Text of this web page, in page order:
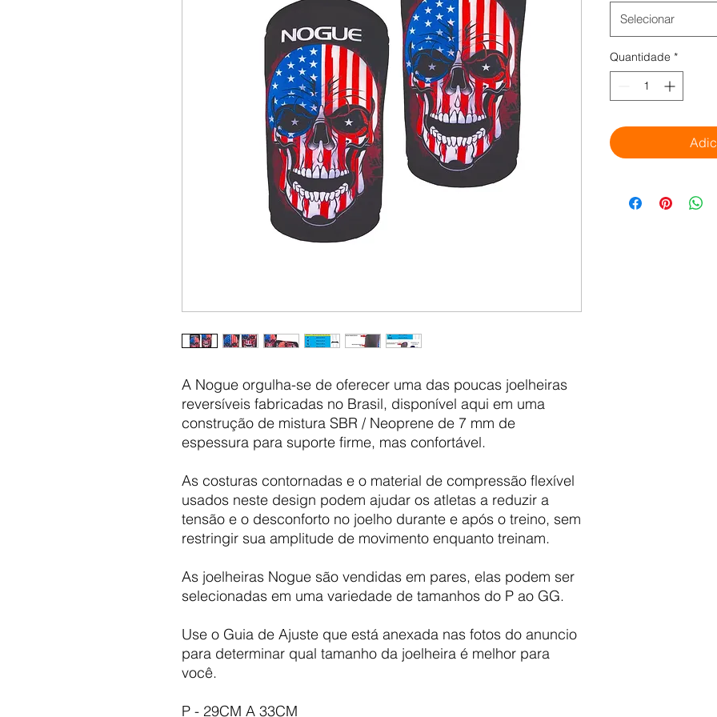
A Nogue orgulha-se de oferecer uma das poucas joelheiras
reversíveis fabricadas no Brasil, disponível aqui em uma
construção de mistura SBR / Neoprene de 7 mm de
espessura para suporte firme, mas confortável.
As costuras contornadas e o material de compressão flexível
usados neste design podem ajudar os atletas a reduzir a
tensão e o desconforto no joelho durante e após o treino, sem
restringir sua amplitude de movimento enquanto treinam.
As joelheiras Nogue são vendidas em pares, elas podem ser
selecionadas em uma variedade de tamanhos do P ao GG.
Use o Guia de Ajuste que está anexada nas fotos do anuncio
para determinar qual tamanho da joelheira é melhor para
você.
P - 29CM A 33CM
Selecionar
Quantidade *